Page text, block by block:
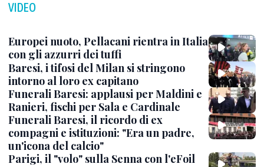
VIDEO
Europei nuoto, Pellacani rientra in Italia
con gli azzurri dei tuffi
Baresi, i tifosi del Milan si stringono
intorno al loro ex capitano
Funerali Baresi: applausi per Maldini e
Ranieri, fischi per Sala e Cardinale
Funerali Baresi, il ricordo di ex
compagni e istituzioni: "Era un padre,
un'icona del calcio"
Parigi, il "volo" sulla Senna con l'eFoil